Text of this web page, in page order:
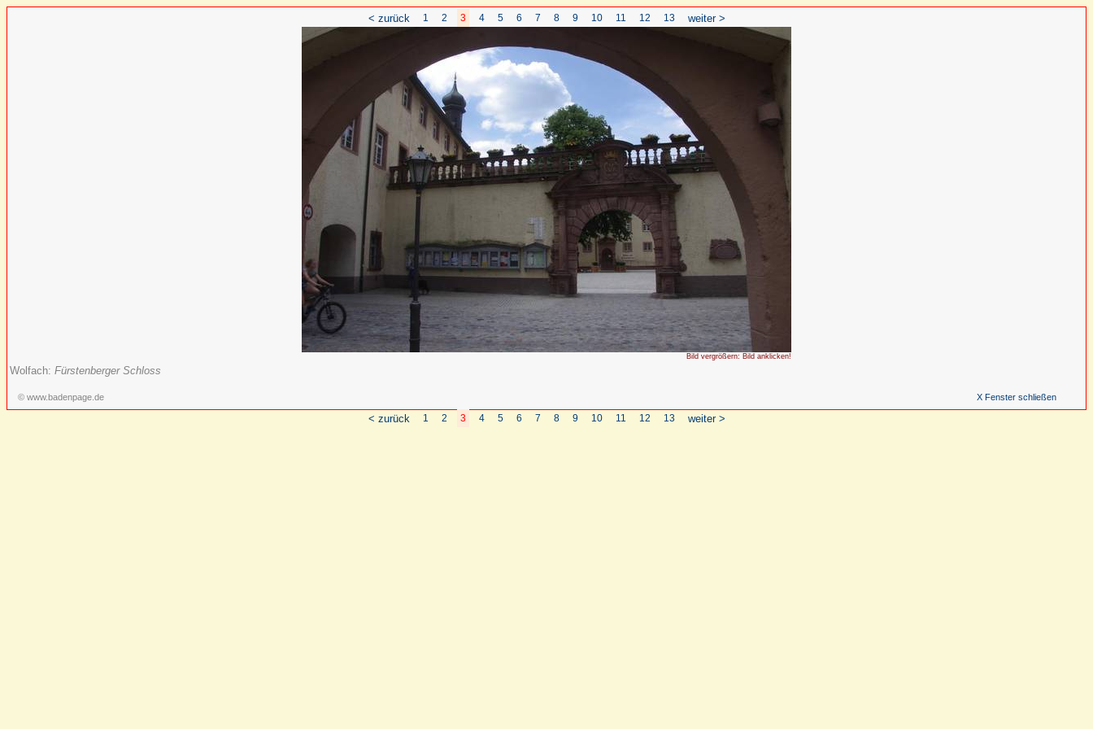
< zurück 1 2 3 4 5 6 7 8 9 10 11 12 13 weiter >
Bild vergrößern: Bild anklicken!
Wolfach: Fürstenberger Schloss
© www.badenpage.de X Fenster schließen
< zurück 1 2 3 4 5 6 7 8 9 10 11 12 13 weiter >